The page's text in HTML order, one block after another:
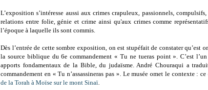
L’exposition s’intéresse aussi aux crimes crapuleux, passionnels,
relations entre folie, génie et crime ainsi qu'aux crimes comme
l’époque à laquelle ils sont commis.
Dès l’entrée de cette sombre exposition, on est stupéfait de constater qu’est
la source biblique du 6e commandement « Tu ne tueras point ». C’est l’un
apports fondamentaux de la Bible, du judaïsme. André Chouraqui a
commandement en « Tu n’assassineras pas ». Le musée omet le contexte : ce
de la Torah à Moïse sur le mont Sinaï.